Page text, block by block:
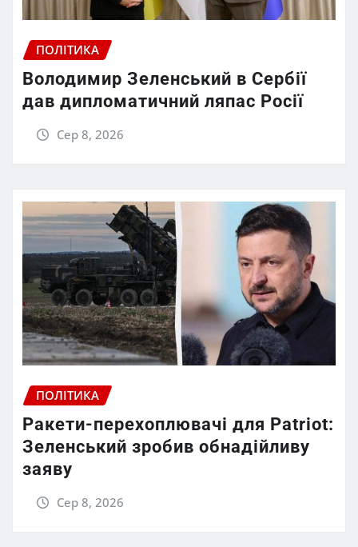
ПОЛІТИКА
Володимир Зеленський в Сербії
дав дипломатичний ляпас Росії
Сер 8, 2026
ПОЛІТИКА
Ракети-перехоплювачі для Patriot:
Зеленський зробив обнадійливу
заяву
Сер 8, 2026